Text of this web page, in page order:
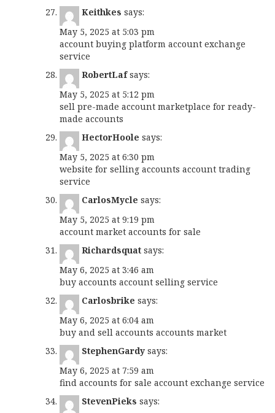
Keithkes says:
May 5, 2025 at 5:03 pm
account buying platform account exchange
service
RobertLaf says:
May 5, 2025 at 5:12 pm
sell pre-made account marketplace for ready-
made accounts
HectorHoole says:
May 5, 2025 at 6:30 pm
website for selling accounts account trading
service
CarlosMycle says:
May 5, 2025 at 9:19 pm
account market accounts for sale
Richardsquat says:
May 6, 2025 at 3:46 am
buy accounts account selling service
Carlosbrike says:
May 6, 2025 at 6:04 am
buy and sell accounts accounts market
StephenGardy says:
May 6, 2025 at 7:59 am
find accounts for sale account exchange service
StevenPieks says: